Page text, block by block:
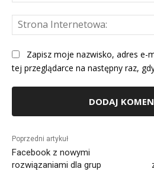
Zapisz moje nazwisko, adres e-
tej przeglądarce na następny raz,
Poprzedni artykuł
Facebook z nowymi
rozwiązaniami dla grup